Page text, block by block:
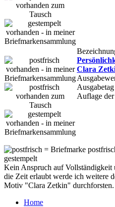
Clara
Auflage
= Briefmarke
gestempelt
Kein Anspruch auf Vollständigkeit
die Zeit erlaubt werde ich weitere
Motiv "Clara Zetkin"
Home